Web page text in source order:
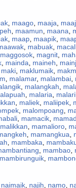
, maago, maaja
maamun maana
, maap, maapik,
, mabuak,
maggosok, magnit,
, mainda maineh
maki, maklumaik,
malamar, malambai,
, malangkah
malaria
maliek, maliipek,
, malompoang
, mamacik,
mamalioro,
mamangkua
mambaka
mambao,
mambirunguik,
naimaik, najih, namo,